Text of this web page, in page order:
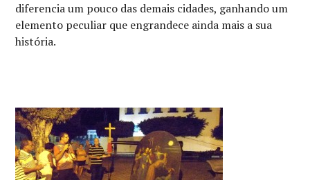
diferencia um pouco das demais cidades, ganhando um
elemento peculiar que engrandece ainda mais a sua
história.